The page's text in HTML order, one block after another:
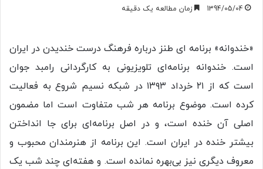
1394/05/04 زمان مطالعه یک دقیقه
«خندوانه» برنامه ای طنز درباره فرهنگ درست خندیدن در ایران
است. خندوانه برنامه‌ای تلویزیونی به کارگردانی رامبد جوان
است که از ۲۱ خرداد ۱۳۹۳ در شبکه نسیم شروع به فعالیت
کرده است. موضوع برنامه هر شب متفاوت است اما مضمون
اصلی آن خنده است، و در اصل برنامه‌ای برای جا انداختن
بیشتر خنده در ایران است. این برنامه از هنرمندان محبوب و
معروف دیگری نیز بی‌بهره نمانده است. و هفته‌ای چند شب یک